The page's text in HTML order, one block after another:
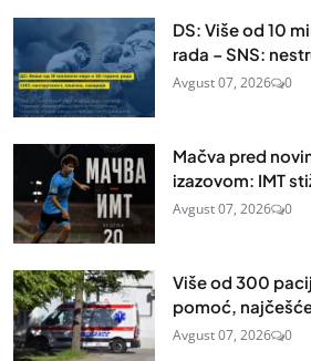
DS: Više od 10
rada – SNS:
Avgust 07, 2026 0
Mačva pred
izazovom: IMT
Avgust 07, 2026 0
Više od 300
pomoć,
Avgust 07, 2026 0